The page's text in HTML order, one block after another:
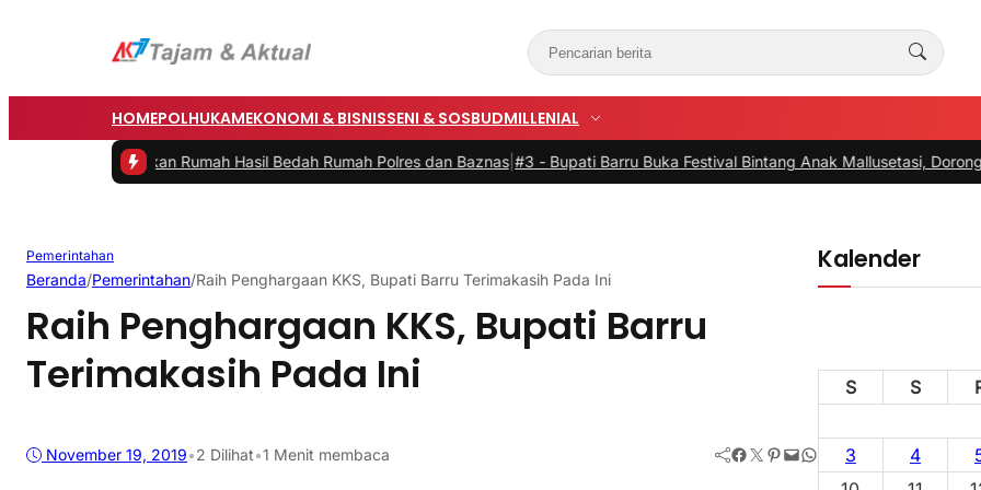
HOMEPOLHUKAMEKONOMI & BISNISSENI & SOSBUDMILLENIAL
Rumah Hasil Bedah Rumah Polres dan Baznas|#3 -Bupati Barru Buka Festival Bintang Anak Mallusetasi, Dorong Generasi
Pemerintahan
Beranda/Pemerintahan/Raih Penghargaan KKS, Bupati Barru Terimakasih Pada Ini
Raih Penghargaan KKS, Bupati Barru
Terimakasih Pada Ini
November 19, 2019•2 Dilihat•1 Menit membaca Facebook Twitter Pinterest Mail WhatsApp
Kalender
S
S
3
4